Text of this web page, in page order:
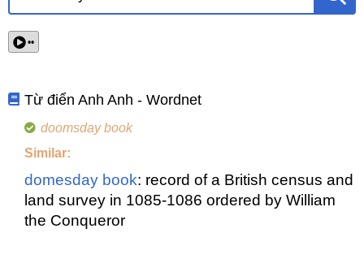
••
Từ điển Anh Anh - Wordnet
doomsday book
Similar:
domesday book: record of a British census and
land survey in 1085-1086 ordered by William
the Conqueror